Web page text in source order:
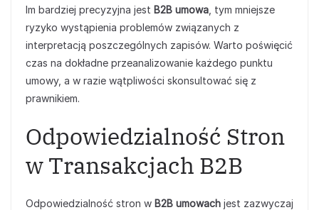
Im bardziej precyzyjna jest B2B umowa , tym mniejsze
ryzyko wystąpienia problemów związanych z
interpretacją poszczególnych zapisów. Warto poświęcić
czas na dokładne przeanalizowanie każdego punktu
umowy, a w razie wątpliwości skonsultować się z
prawnikiem.
Odpowiedzialność Stron
w Transakcjach B2B
Odpowiedzialność stron w B2B umowach jest zazwyczaj